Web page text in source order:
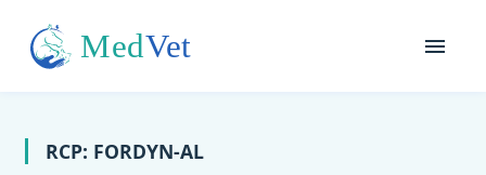
RCP: FORDYN-AL